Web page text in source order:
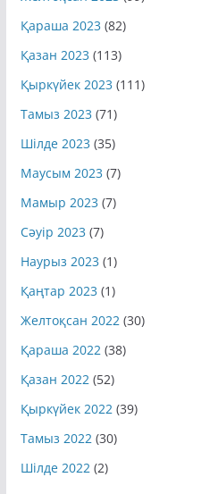
Қараша 2023 (82)
Қазан 2023 (113)
Қыркүйек 2023 (111)
Тамыз 2023 (71)
Шілде 2023 (35)
Маусым 2023 (7)
Мамыр 2023 (7)
Сәуір 2023 (7)
Наурыз 2023 (1)
Қаңтар 2023 (1)
Желтоқсан 2022(30)
Қараша 2022(38)
Қазан 2022(52)
Қыркүйек 2022(39)
Тамыз 2022(30)
Шілде 2022(2)